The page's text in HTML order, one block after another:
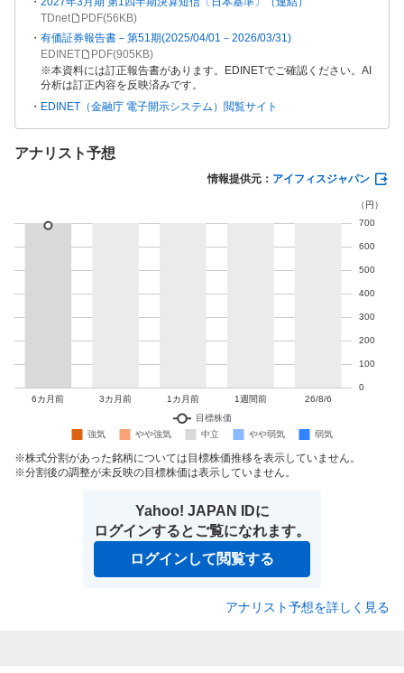
TDnet
PDF(56KB)
有価証券報告書－第51期(2025/04/01－2026/03/31)
EDINET
PDF(905KB)
本資料には訂正報告書があります。EDINETでご確認ください。AI
分析は訂正内容を反映済みです。
EDINET（金融庁 電子開示システム）閲覧サイト
アナリスト予想
情報提供元： アイフィスジャパン
株式分割があった銘柄については目標株価推移を表示していません。
分割後の調整が未反映の目標株価は表示していません。
Yahoo! JAPAN IDに
ログインするとご覧になれます。
ログインして閲覧する
アナリスト予想を詳しく見る